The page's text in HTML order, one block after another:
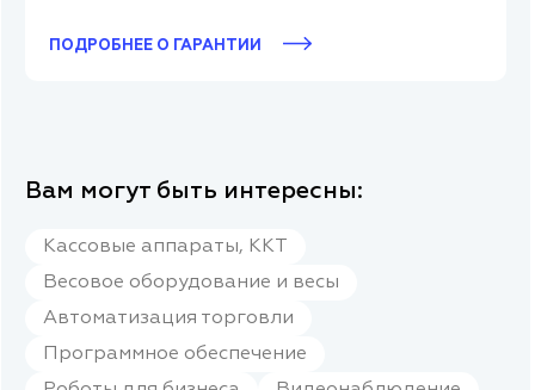
ПОДРОБНЕЕ О ГАРАНТИИ
Вам могут быть интересны:
Кассовые аппараты, ККТ
Весовое оборудование и весы
Автоматизация торговли
Программное обеспечение